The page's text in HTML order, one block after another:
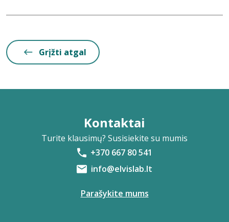
Grįžti atgal
Kontaktai
Turite klausimų? Susisiekite su mumis
+370 667 80 541
info@elvislab.lt
Parašykite mums